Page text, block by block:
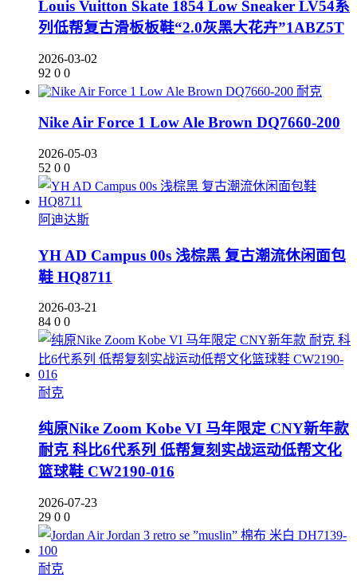
Louis Vuitton Skate 1854 Low Sneaker LV54系
列低帮复古滑板板鞋“2.0灰黑大花卉”1ABZ5T
2026-03-02
92 0 0
耐克
Nike Air Force 1 Low Ale Brown DQ7660-200
2026-05-03
52 0 0
阿迪达斯
YH AD Campus 00s 浅棕黑 复古潮流休闲面包
鞋 HQ8711
2026-03-21
84 0 0
耐克
纯原Nike Zoom Kobe VI 马年限定 CNY新年款
耐克 科比6代系列 低帮复刻实战运动低帮文化
篮球鞋 CW2190-016
2026-07-23
29 0 0
耐克